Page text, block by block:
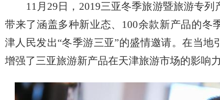
11月 29 日，2019三亚冬季旅游暨旅游专列
带来了涵盖多种新业态、100余款新产品的冬
津人民发出“冬季游三亚”的盛情邀请。在当地
增强了三亚旅游新产品在天津旅游市场的影响